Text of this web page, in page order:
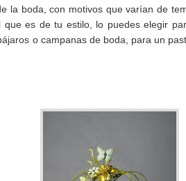
la boda, con motivos que varían de
que es de tu estilo, lo puedes elegir
o campanas de boda, para un